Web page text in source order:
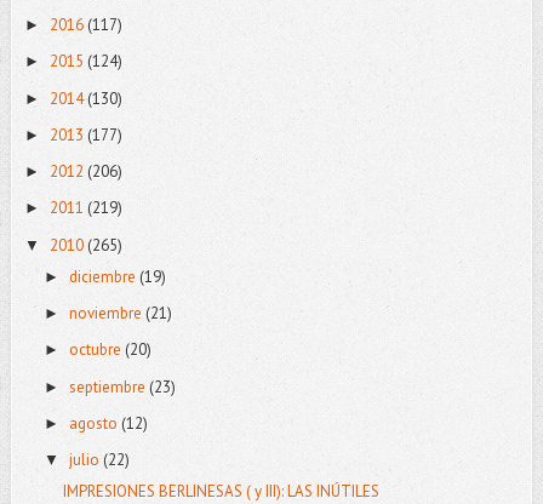
► 2016(117)
► 2015 (124)
► 2014(130)
► 2013 (177)
► 2012 (206)
► 2011 (219)
▼ 2010(265)
► diciembre (19)
► noviembre (21)
► octubre (20)
► septiembre (23)
► agosto (12)
▼ julio (22)
IMPRESIONES BERLINESAS ( y III): LAS INÚTILES